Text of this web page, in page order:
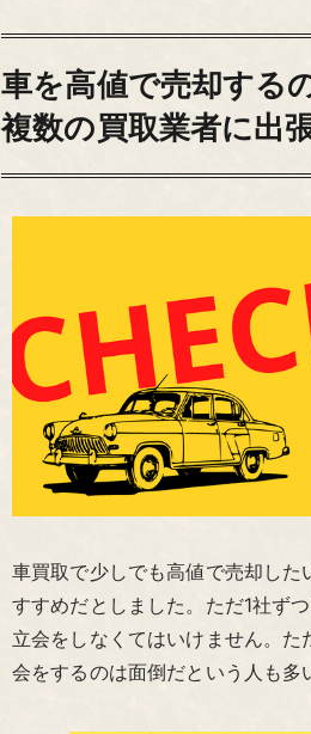
車を高値で売却する
複数の買取業者に出
車買取で少しでも高値で売却した
すすめだとしました。ただ1社ず
立会をしなくてはいけません。た
会をするのは面倒だという人も多